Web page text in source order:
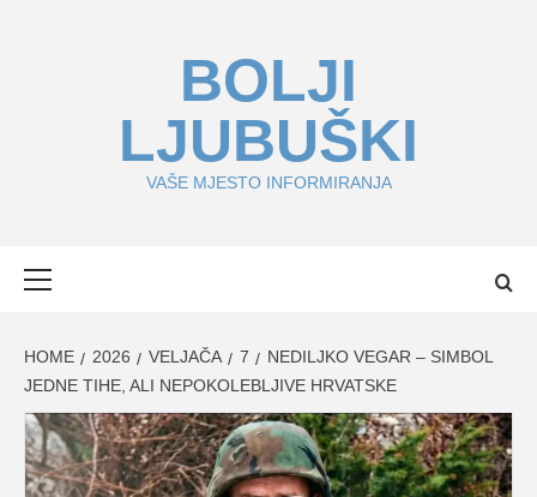
BOLJI
LJUBUŠKI
VAŠE MJESTO INFORMIRANJA
HOME 2026 VELJAČA 7
NEDILJKO VEGAR – SIMBOL
JEDNE TIHE, ALI NEPOKOLEBLJIVE HRVATSKE